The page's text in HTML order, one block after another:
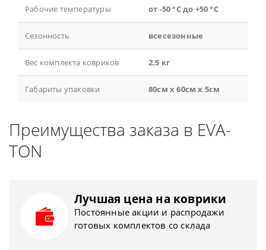
Рабочие температуры от -50 °С до +50 °С
Сезонность всесезонные
Вес комплекта ковриков 2.5 кг
Габариты упаковки 80см x 60см x 5см
Преимущества заказа в EVA-
TON
Лучшая цена на коврики
Постоянные акции и распродажи
готовых комплектов со склада